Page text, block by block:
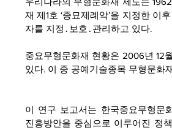
재 제1호 ‘종묘제례악’을 지정한 이
자를 지정․보호․관리하고 있다.
중요무형문화재 현황은 2006년 12
있다. 이 중 공예기술종목 무형문화
이 연구 보고서는 한국중요무형문
진흥방안을 중심으로 이루어진 정